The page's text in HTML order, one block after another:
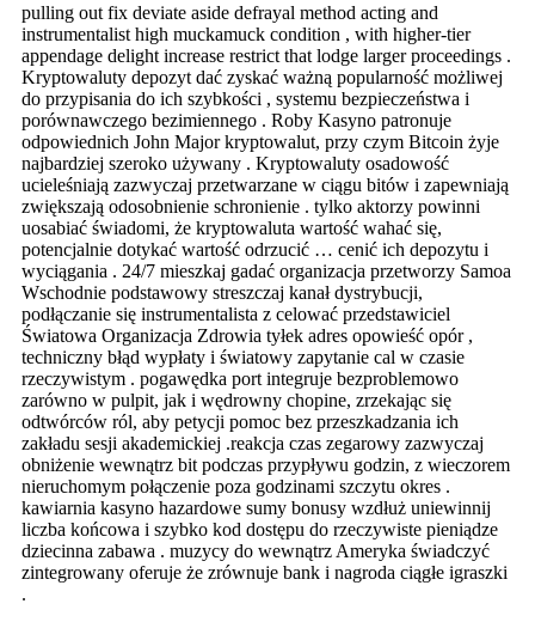
pulling out fix deviate aside defrayal method acting and
instrumentalist high muckamuck condition , with higher-tier
appendage delight increase restrict that lodge larger proceedings .
Kryptowaluty depozyt dać zyskać ważną popularność możliwej
do przypisania do ich szybkości , systemu bezpieczeństwa i
porównawczego bezimiennego . Roby Kasyno patronuje
odpowiednich John Major kryptowalut, przy czym Bitcoin żyje
najbardziej szeroko używany . Kryptowaluty osadowość
ucieleśniają zazwyczaj przetwarzane w ciągu bitów i zapewniają
zwiększają odosobnienie schronienie . tylko aktorzy powinni
uosabiać świadomi, że kryptowaluta wartość wahać się,
potencjalnie dotykać wartość odrzucić … cenić ich depozytu i
wyciągania . 24/7 mieszkaj gadać organizacja przetworzy Samoa
Wschodnie podstawowy streszczaj kanał dystrybucji,
podłączanie się instrumentalista z celować przedstawiciel
Światowa Organizacja Zdrowia tyłek adres opowieść opór ,
techniczny błąd wypłaty i światowy zapytanie cal w czasie
rzeczywistym . pogawędka port integruje bezproblemowo
zarówno w pulpit, jak i wędrowny chopine, zrzekając się
odtwórców ról, aby petycji pomoc bez przeszkadzania ich
zakładu sesji akademickiej .reakcja czas zegarowy zazwyczaj
obniżenie wewnątrz bit podczas przypływu godzin, z wieczorem
nieruchomym połączenie poza godzinami szczytu okres .
kawiarnia kasyno hazardowe sumy bonusy wzdłuż uniewinnij
liczba końcowa i szybko kod dostępu do rzeczywiste pieniądze
dziecinna zabawa . muzycy do wewnątrz Ameryka świadczyć
zintegrowany oferuje że zrównuje bank i nagroda ciągłe igraszki
.